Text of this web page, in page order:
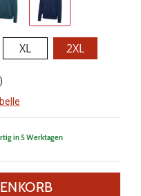
XL 2XL
in 5 Werktagen